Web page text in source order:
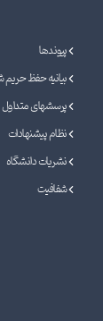
پیوندها
بیانیه حفظ
پرسشهای متداول
نظام پیشنهادات
نشریات دانشگاه
شفافیت